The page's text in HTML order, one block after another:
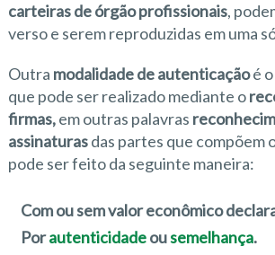
carteiras de órgão profissionais,
verso e serem reproduzidas em uma
Outra modalidade de autenticaçãoé o
que pode ser realizado mediante o
firmas,em outras palavras
assinaturasdas partes que compõem
pode ser feito da seguinte maneira:
Com ou sem valor econômico
Porautenticidadeousemelhança.